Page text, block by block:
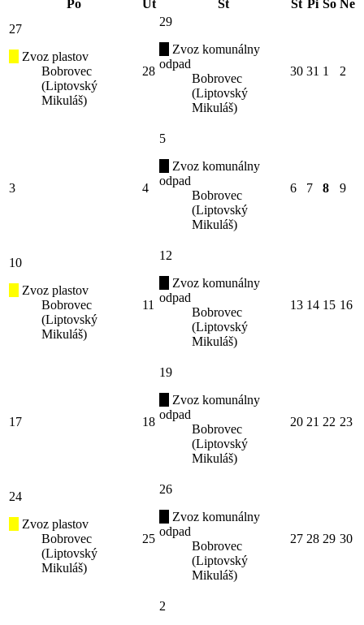
Po
Ut St Št Pi So Ne
27
Zvoz plastov
Bobrovec
(Liptovský
Mikuláš)
28
29
Zvoz komunálny
odpad
Bobrovec
(Liptovský
Mikuláš)
30 31 1 2
3 4
5
Zvoz komunálny
odpad
Bobrovec
(Liptovský
Mikuláš)
6 7 8 9
10
Zvoz plastov
Bobrovec
(Liptovský
Mikuláš)
11
12
Zvoz komunálny
odpad
Bobrovec
(Liptovský
Mikuláš)
13 14 15 16
17 18
19
Zvoz komunálny
odpad
Bobrovec
(Liptovský
Mikuláš)
20 21 22 23
24
Zvoz plastov
Bobrovec
(Liptovský
Mikuláš)
25
26
Zvoz komunálny
odpad
Bobrovec
(Liptovský
Mikuláš)
27 28 29 30
2